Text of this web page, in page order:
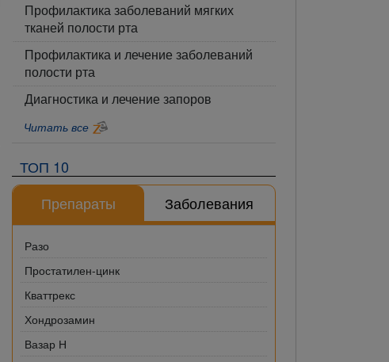
Профилактика заболеваний мягких
тканей полости рта
Профилактика и лечение заболеваний
полости рта
Диагностика и лечение запоров
Читать все
ТОП 10
Препараты
Заболевания
Разо
Простатилен-цинк
Кваттрекс
Хондрозамин
Вазар Н